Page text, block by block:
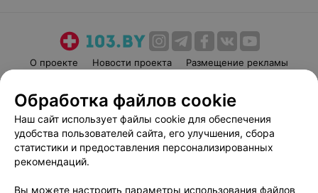
О проекте Новости проекта
Размещение рекламы
Пользовательское соглашение
Способы оплаты
Вакансии
Партнеры
Написать руководителю 103.by
Обработка файлов cookie
Наш сайт использует файлы cookie для обеспечения
удобства пользователей сайта, его улучшения, сбора
статистики и предоставления персонализированных
рекомендаций.
Вы можете настроить параметры использования файлов